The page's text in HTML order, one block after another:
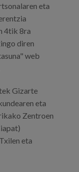
eta
4tik 8ra
diren
web
Gizarte
eta
Zentroen
eta